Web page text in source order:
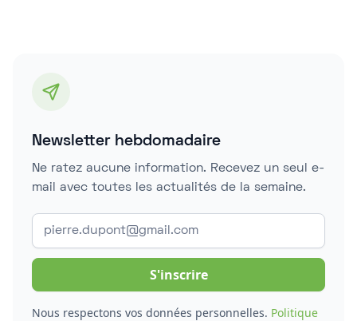
Newsletter hebdomadaire
Ne ratez aucune information. Recevez un seul e-
mail avec toutes les actualités de la semaine.
Nous respectons vos données personnelles. Politique